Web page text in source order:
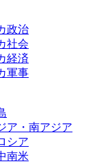
政治
社会
経済
軍事
ア・南アジア
シア
南米